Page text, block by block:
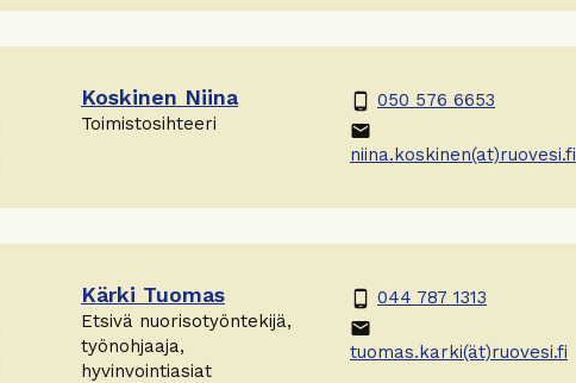
Koskinen Niina
Toimistosihteeri
phone_android 050 576 6653
email
niina.koskinen(at)ruovesi.fi
Kärki Tuomas
Etsivä nuorisotyöntekijä,
työnohjaaja,
hyvinvointiasiat
phone_android 044 787 1313
email
tuomas.karki(ät)ruovesi.fi